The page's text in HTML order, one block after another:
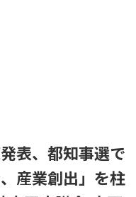
表、都知事選で
産業創出」を柱